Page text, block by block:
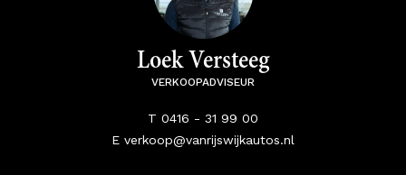
Loek Versteeg
VERKOOPADVISEUR
T 0416 - 31 99 00
E verkoop@vanrijswijkautos.nl